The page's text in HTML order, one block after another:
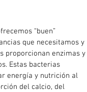
“buen”
que necesitamos y
proporcionan enzimas y
Estas bacterias
energía y nutrición al
del calcio, del